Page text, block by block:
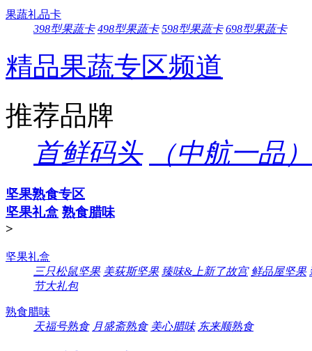
果蔬礼品卡
398型果蔬卡 498型果蔬卡 598型果蔬卡 698型果蔬卡
精品果蔬专区频道
推荐品牌
首鲜码头
（中航一品）
坚果熟食专区
坚果礼盒 熟食腊味
>
坚果礼盒
三只松鼠坚果 美荻斯坚果 臻味&上新了故宫 鲜品屋坚果
节大礼包
熟食腊味
天福号熟食 月盛斋熟食 美心腊味 东来顺熟食